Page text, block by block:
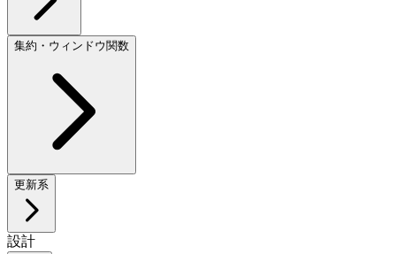
集約・ウィンドウ関数
更新系
設計